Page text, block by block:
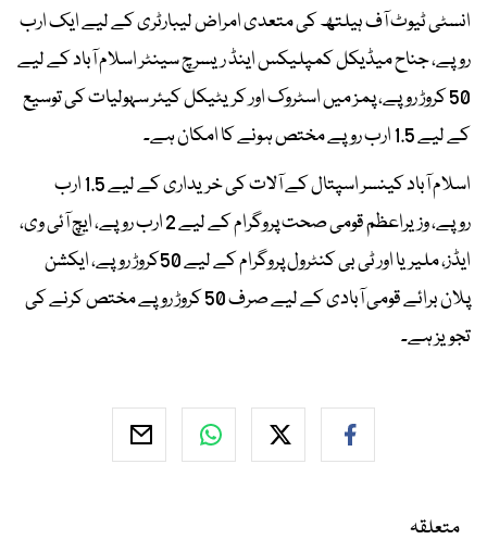
انسٹی ٹیوٹ آف ہیلتھ کی متعدی امراض لیبارٹری کے لیے ایک ارب
روپے، جناح میڈیکل کمپلیکس اینڈ ریسرچ سینٹر اسلام آباد کے لیے
50 کروڑ روپے، پمز میں اسٹروک اور کریٹیکل کیئر سہولیات کی توسیع
کے لیے 1.5 ارب روپے مختص ہونے کا امکان ہے۔
اسلام آباد کینسر اسپتال کے آلات کی خریداری کے لیے 1.5 ارب
روپے، وزیراعظم قومی صحت پروگرام کے لیے 2 ارب روپے، ایچ آئی وی،
ایڈز، ملیریا اور ٹی بی کنٹرول پروگرام کے لیے 50کروڑ روپے، ایکشن
پلان برائے قومی آبادی کے لیے صرف 50 کروڑ روپے مختص کرنے کی
تجویز ہے۔
متعلقہ